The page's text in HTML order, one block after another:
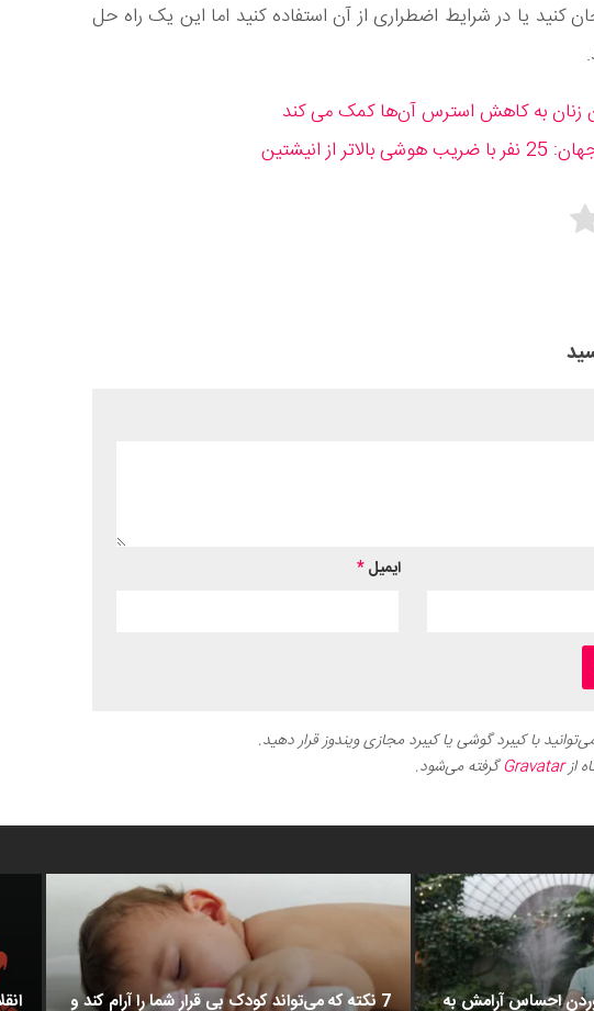
کنید یا در شرایط اضطراری از آن استفاده کنید اما این یک راه حل
زنان به کاهش استرس آن‌ها کمک می‌ کند
ایمیل*
با کیبرد گوشی یا کیبرد مجازی ویندوز قرار دهید.
ازGravatarگرفته می‌شود.
7 نکته که می‌تواند کودک بی قرار شما را آرام کند و آوردن احساس آرامش به